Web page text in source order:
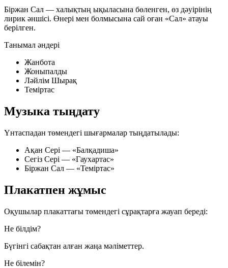
Біржан Сал — халықтың ықыласына бөленген, өз дәуірінің
лирик әншісі. Өнері мен болмысына сай оған «Сал» атауы
берілген.
Танымал әндері
Жанбота
Жоныпалды
Ләйлім Шырақ
Теміртас
Музыка тыңдату
Үнтаспадан төмендегі шығармалар тыңдатылады:
Ақан Сері — «Балқадиша»
Сегіз Сері — «Гаухартас»
Біржан Сал — «Теміртас»
Плакатпен жұмыс
Оқушылар плакаттағы төмендегі сұрақтарға жауап береді:
Не білдім?
Бүгінгі сабақтан алған жаңа мәліметтер.
Не білемін?